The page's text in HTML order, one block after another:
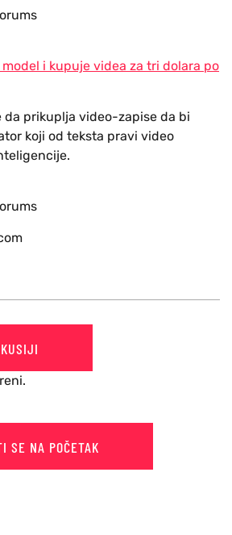
i kupuje videa za tri dolara po
da prikuplja video-zapise da bi
koji od teksta pravi video
SE NA POČETAK